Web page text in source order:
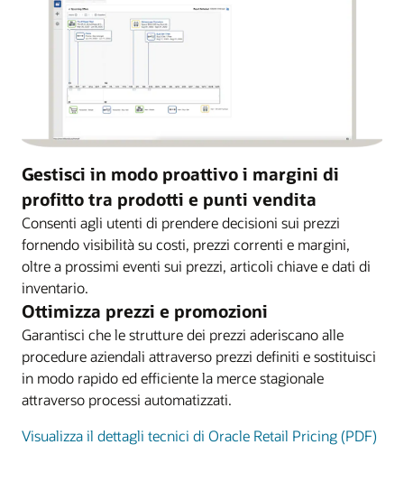
Gestisci in modo proattivo i margini di
profitto tra prodotti e punti vendita
Consenti agli utenti di prendere decisioni sui prezzi
fornendo visibilità su costi, prezzi correnti e margini,
oltre a prossimi eventi sui prezzi, articoli chiave e dati di
inventario.
Ottimizza prezzi e promozioni
Garantisci che le strutture dei prezzi aderiscano alle
procedure aziendali attraverso prezzi definiti e sostituisci
in modo rapido ed efficiente la merce stagionale
attraverso processi automatizzati.
Visualizza il dettagli tecnici di Oracle Retail Pricing (PDF)